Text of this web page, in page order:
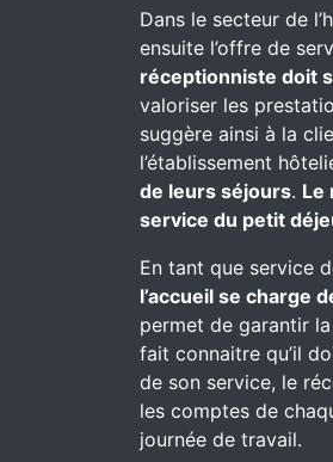
Dans le secteur de
ensuite l’offre de
réceptionniste doit
valoriser les
suggère ainsi à la
l’établissement
de leurs séjours. Le
service du petit
En tant que service
l’accueil se charge
permet de garantir
fait connaitre qu’il
de son service, le
les comptes de
journée de travail.